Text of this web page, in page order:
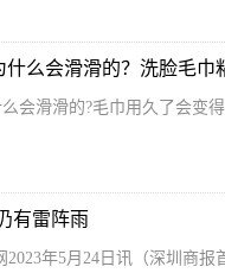
么会滑滑的？洗脸毛巾
会滑滑的?毛巾用久了会变
有雷阵雨
年5月24日讯（深圳商报